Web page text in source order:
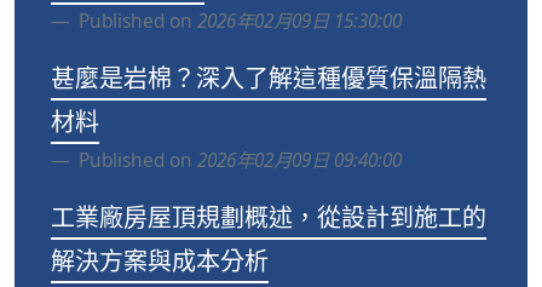
Published on 2026年02月09日 15:30:00
甚麼是岩棉？深入了解這種優質保溫隔熱
材料
Published on 2026年02月09日 09:40:00
工業廠房屋頂規劃概述，從設計到施工的
解決方案與成本分析